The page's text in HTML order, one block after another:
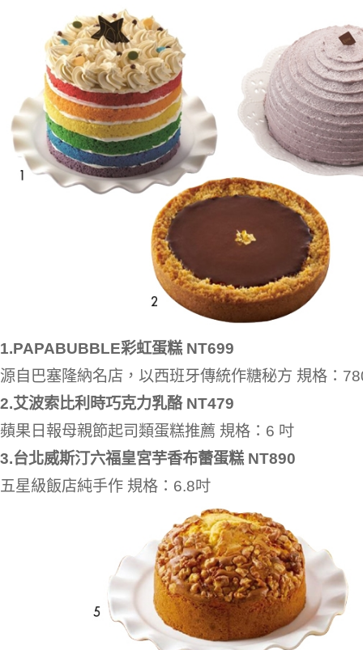
1.PAPABUBBLE彩虹蛋糕 NT699
源自巴塞隆納名店，以西班牙傳統作糖秘方 規格：
2.艾波索比利時巧克力乳酪 NT479
蘋果日報母親節起司類蛋糕推薦 規格：6 吋
3.台北威斯汀六福皇宮芋香布蕾蛋糕 NT890
五星級飯店純手作 規格：6.8吋